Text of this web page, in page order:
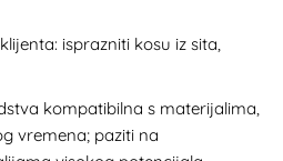
isprazniti kosu iz sita,
kompatibilna s materijalima,
vremena; paziti na